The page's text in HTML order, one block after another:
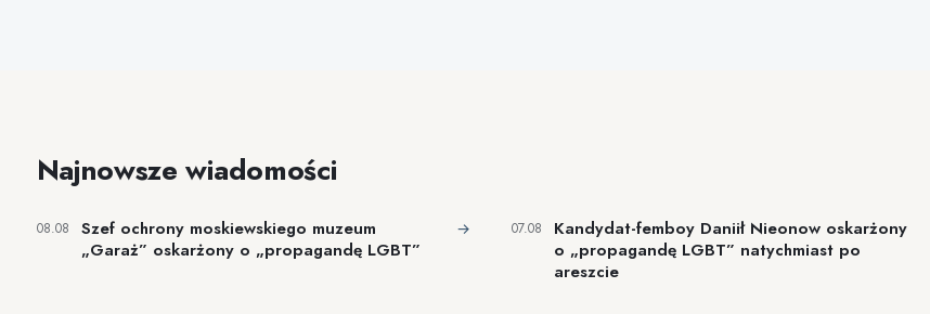
Najnowsze wiadomości
08.08
Szef ochrony moskiewskiego muzeum
„Garaż” oskarżony o „propagandę LGBT”
→ 07.08
Kandydat-femboy Daniił Nieonow oskarżony
o „propagandę LGBT” natychmiast po
areszcie